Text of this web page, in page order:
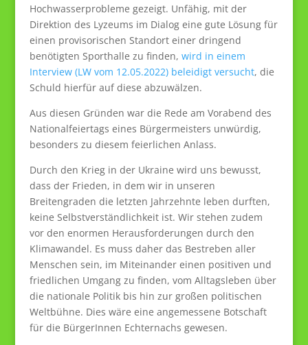
Hochwasserprobleme gezeigt. Unfähig, mit der
Direktion des Lyzeums im Dialog eine gute Lösung für
einen provisorischen Standort einer dringend
benötigten Sporthalle zu finden, wird in einem
Interview (LW vom 12.05.2022) beleidigt versucht, die
Schuld hierfür auf diese abzuwälzen.
Aus diesen Gründen war die Rede am Vorabend des
Nationalfeiertags eines Bürgermeisters unwürdig,
besonders zu diesem feierlichen Anlass.
Durch den Krieg in der Ukraine wird uns bewusst,
dass der Frieden, in dem wir in unseren
Breitengraden die letzten Jahrzehnte leben durften,
keine Selbstverständlichkeit ist. Wir stehen zudem
vor den enormen Herausforderungen durch den
Klimawandel. Es muss daher das Bestreben aller
Menschen sein, im Miteinander einen positiven und
friedlichen Umgang zu finden, vom Alltagsleben über
die nationale Politik bis hin zur großen politischen
Weltbühne. Dies wäre eine angemessene Botschaft
für die BürgerInnen Echternachs gewesen.